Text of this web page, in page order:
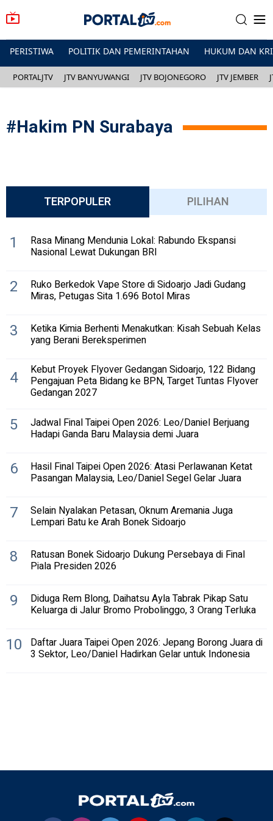
PERISTIWA POLITIK DAN PEMERINTAHAN HUKUM DAN
PORTALJTV JTV BANYUWANGI JTV BOJONEGORO JTV JEMBER
#Hakim PN Surabaya
TERPOPULER PILIHAN
1 Rasa Minang Mendunia Lokal: Rabundo Ekspansi
Nasional Lewat Dukungan BRI
2 Ruko Berkedok Vape Store di Sidoarjo Jadi Gudang
Miras, Petugas Sita 1.696 Botol Miras
3 Ketika Kimia Berhenti Menakutkan: Kisah Sebuah Kelas
yang Berani Bereksperimen
4 Kebut Proyek Flyover Gedangan Sidoarjo, 122 Bidang
Pengajuan Peta Bidang ke BPN, Target Tuntas Flyover
Gedangan 2027
5 Jadwal Final Taipei Open 2026: Leo/Daniel Berjuang
Hadapi Ganda Baru Malaysia demi Juara
6 Hasil Final Taipei Open 2026: Atasi Perlawanan Ketat
Pasangan Malaysia, Leo/Daniel Segel Gelar Juara
7 Selain Nyalakan Petasan, Oknum Aremania Juga
Lempari Batu ke Arah Bonek Sidoarjo
8 Ratusan Bonek Sidoarjo Dukung Persebaya di Final
Piala Presiden 2026
9 Diduga Rem Blong, Daihatsu Ayla Tabrak Pikap Satu
Keluarga di Jalur Bromo Probolinggo, 3 Orang Terluka
10 Daftar Juara Taipei Open 2026: Jepang Borong Juara di
3 Sektor, Leo/Daniel Hadirkan Gelar untuk Indonesia